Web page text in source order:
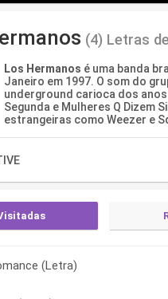
(4) Letras
Los Hermanos é uma banda
Janeiro em 1997. O som do
underground carioca dos anos
Segunda e Mulheres Q Dizem
estrangeiras como Weezer e
(Letra)
(Letra)